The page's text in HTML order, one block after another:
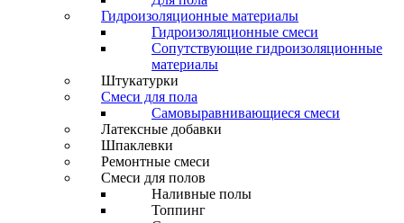
Гидроизоляционные материалы
Гидроизоляционные смеси
Сопутствующие гидроизоляционные
материалы
Штукатурки
Смеси для пола
Самовыравнивающиеся смеси
Латексные добавки
Шпаклевки
Ремонтные смеси
Смеси для полов
Наливные полы
Топпинг